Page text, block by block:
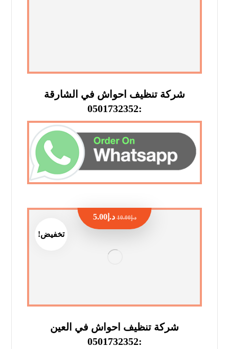
شركة تنظيف احواش في الشارقة
:0501732352
تخفيض!
شركة تنظيف احواش في العين
:0501732352
د.إ10.00 د.إ5.00